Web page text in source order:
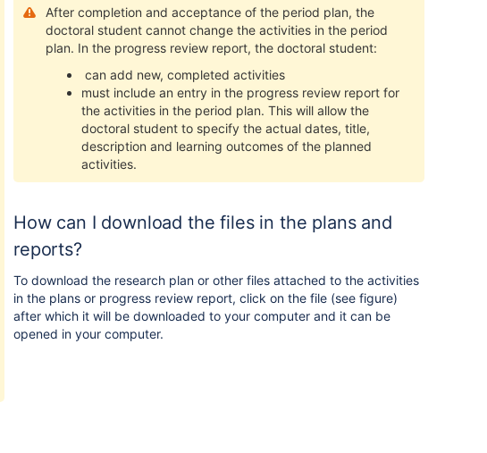
After completion and acceptance of the period plan, the
doctoral student cannot change the activities in the period
plan. In the progress review report, the doctoral student:
can add new, completed activities
must include an entry in the progress review report for
the activities in the period plan. This will allow the
doctoral student to specify the actual dates, title,
description and learning outcomes of the planned
activities.
How can I download the files in the plans and
reports?
To download the research plan or other files attached to the activities
in the plans or progress review report, click on the file (see figure)
after which it will be downloaded to your computer and it can be
opened in your computer.